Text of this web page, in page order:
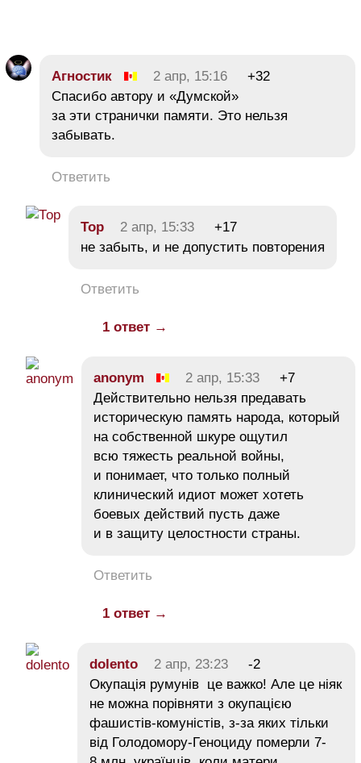
Агностик 2 апр, 15:16
+32
Спасибо автору и «Думской»
за эти странички памяти. Это нельзя
забывать.
Ответить
Тор 2 апр, 15:33
+17
не забыть, и не допустить повторения
Ответить
1 ответ →
anonym 2 апр, 15:33
+7
Действительно нельзя предавать
историческую память народа, который
на собственной шкуре ощутил
всю тяжесть реальной войны,
и понимает, что только полный
клинический идиот может хотеть
боевых действий пусть даже
и в защиту целостности страны.
Ответить
1 ответ →
dolento 2 апр, 23:23
-2
Окупація румунів це важко! Але це ніяк
не можна порівняти з окупацією
фашистів-комуністів, з-за яких тільки
від Голодомору-Геноциду померли 7-